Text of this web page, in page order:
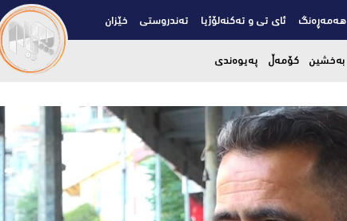
هەمەڕەنگ ئای تی و تەکنەلۆژیا تەندروستی خێزان
بەخشین کۆمەڵ پەیوەندی